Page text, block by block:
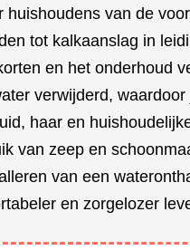
van de
tot kalkaanslag in
en het onderhoud
verwijderd,
haar en
van zeep en
van een
en zorgelozer